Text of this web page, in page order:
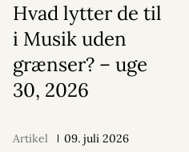
Hvad lytter de til
i Musik uden
grænser? – uge
30, 2026
Artikel 09. juli 2026